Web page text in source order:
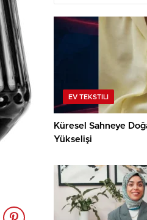
EV TEKSTILI
Küresel Sahneye
Yükselişi